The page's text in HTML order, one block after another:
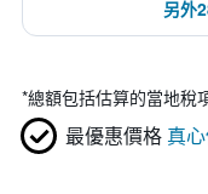
另外
*總額包括估算的當地稅
最優惠價格 真